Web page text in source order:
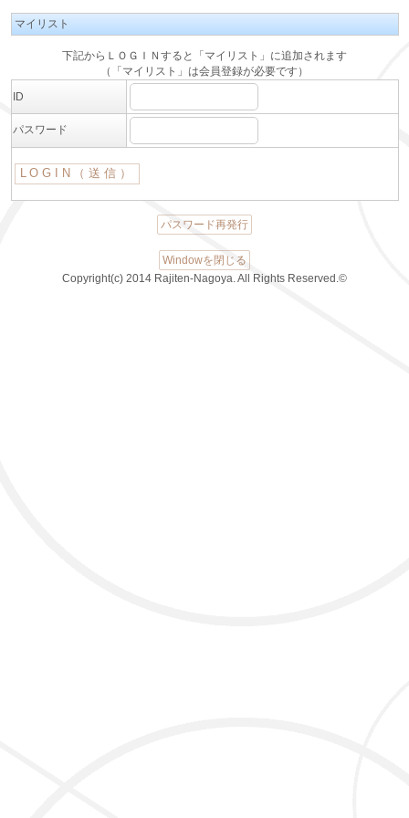
マイリスト
下記からＬＯＧＩＮすると「マイリスト」に追加されます
（「マイリスト」は会員登録が必要です）
ID
パスワード
パスワード再発行
Windowを閉じる
Copyright(c) 2014 Rajiten-Nagoya. All Rights Reserved.©